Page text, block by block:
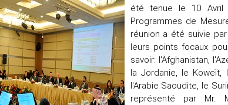
été tenue le 10 Avril
Programmes de
réunion a été suivie
leurs points focaux
savoir: l'Afghanistan,
la Jordanie, le Koweït,
l'Arabie Saoudite, le
représenté par Mr.